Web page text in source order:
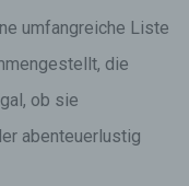
umfangreiche Liste
die
ob sie
abenteuerlustig